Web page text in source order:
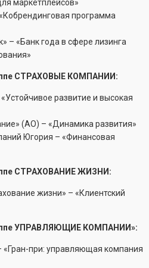
маркетплейсов»
программа
– «Банк года в сфере лизинга
СТРАХОВЫЕ КОМПАНИИ:
развитие и высокая
(АО) – «Динамика развития»
Югория – «Финансовая
СТРАХОВАНИЕ ЖИЗНИ:
жизни» – «Клиентский
УПРАВЛЯЮЩИЕ КОМПАНИИ»:
при: управляющая компания